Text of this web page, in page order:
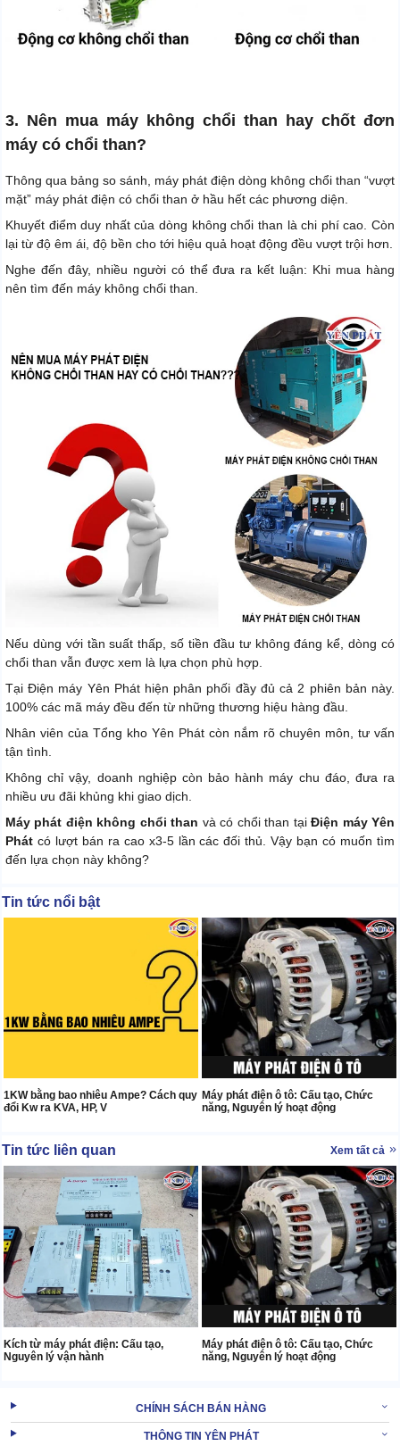
3. Nên mua máy không chổi than hay chốt đơn
máy có chổi than?
Thông qua bảng so sánh, máy phát điện dòng không chổi than “vượt
mặt” máy phát điện có chổi than ở hầu hết các phương diện.
Khuyết điểm duy nhất của dòng không chổi than là chi phí cao. Còn
lại từ độ êm ái, độ bền cho tới hiệu quả hoạt động đều vượt trội hơn.
Nghe đến đây, nhiều người có thể đưa ra kết luận: Khi mua hàng
nên tìm đến máy không chổi than.
Nếu dùng với tần suất thấp, số tiền đầu tư không đáng kể, dòng có
chổi than vẫn được xem là lựa chọn phù hợp.
Tại Điện máy Yên Phát hiện phân phối đầy đủ cả 2 phiên bản này.
100% các mã máy đều đến từ những thương hiệu hàng đầu.
Nhân viên của Tổng kho Yên Phát còn nắm rõ chuyên môn, tư vấn
tận tình.
Không chỉ vậy, doanh nghiệp còn bảo hành máy chu đáo, đưa ra
nhiều ưu đãi khủng khi giao dịch.
Máy phát điện không chổi than và có chổi than tạiĐiện máy Yên
Phát có lượt bán ra cao x3-5 lần các đối thủ. Vậy bạn có muốn tìm
đến lựa chọn này không?
Tin tức nổi bật
1KW bằng bao nhiêu Ampe? Cách quy
đổi Kw ra KVA, HP, V
Máy phát điện ô tô: Cấu tạo, Chức
năng, Nguyên lý hoạt động
Tin tức liên quan Xem tất cả
Kích từ máy phát điện: Cấu tạo,
Nguyên lý vận hành
Máy phát điện ô tô: Cấu tạo, Chức
năng, Nguyên lý hoạt động
CHÍNH SÁCH BÁN HÀNG
THÔNG TIN YÊN PHÁT